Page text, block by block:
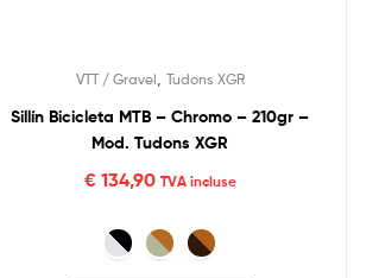
VTT / Gravel Tudons XGR
Sillín Bicicleta MTB – Chromo – 210gr –
Mod. Tudons XGR
€134,90 TVA incluse